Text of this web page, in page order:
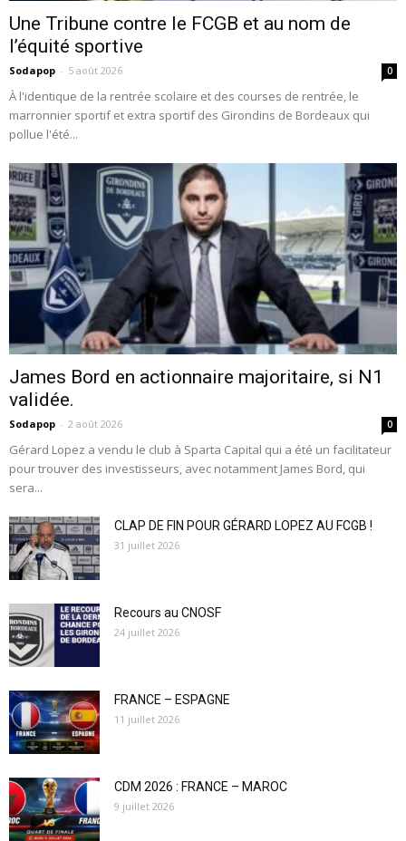
Une Tribune contre le FCGB et au nom de
l’équité sportive
Sodapop - 5 août 2026 0
À l'identique de la rentrée scolaire et des courses de rentrée, le
marronnier sportif et extra sportif des Girondins de Bordeaux qui
pollue l'été...
James Bord en actionnaire majoritaire, si N1
validée.
Sodapop - 2 août 2026 0
Gérard Lopez a vendu le club à Sparta Capital qui a été un facilitateur
pour trouver des investisseurs, avec notamment James Bord, qui
sera...
CLAP DE FIN POUR GÉRARD LOPEZ AU FCGB !
31 juillet 2026
Recours au CNOSF
24 juillet 2026
FRANCE – ESPAGNE
11 juillet 2026
CDM 2026 : FRANCE – MAROC
9 juillet 2026